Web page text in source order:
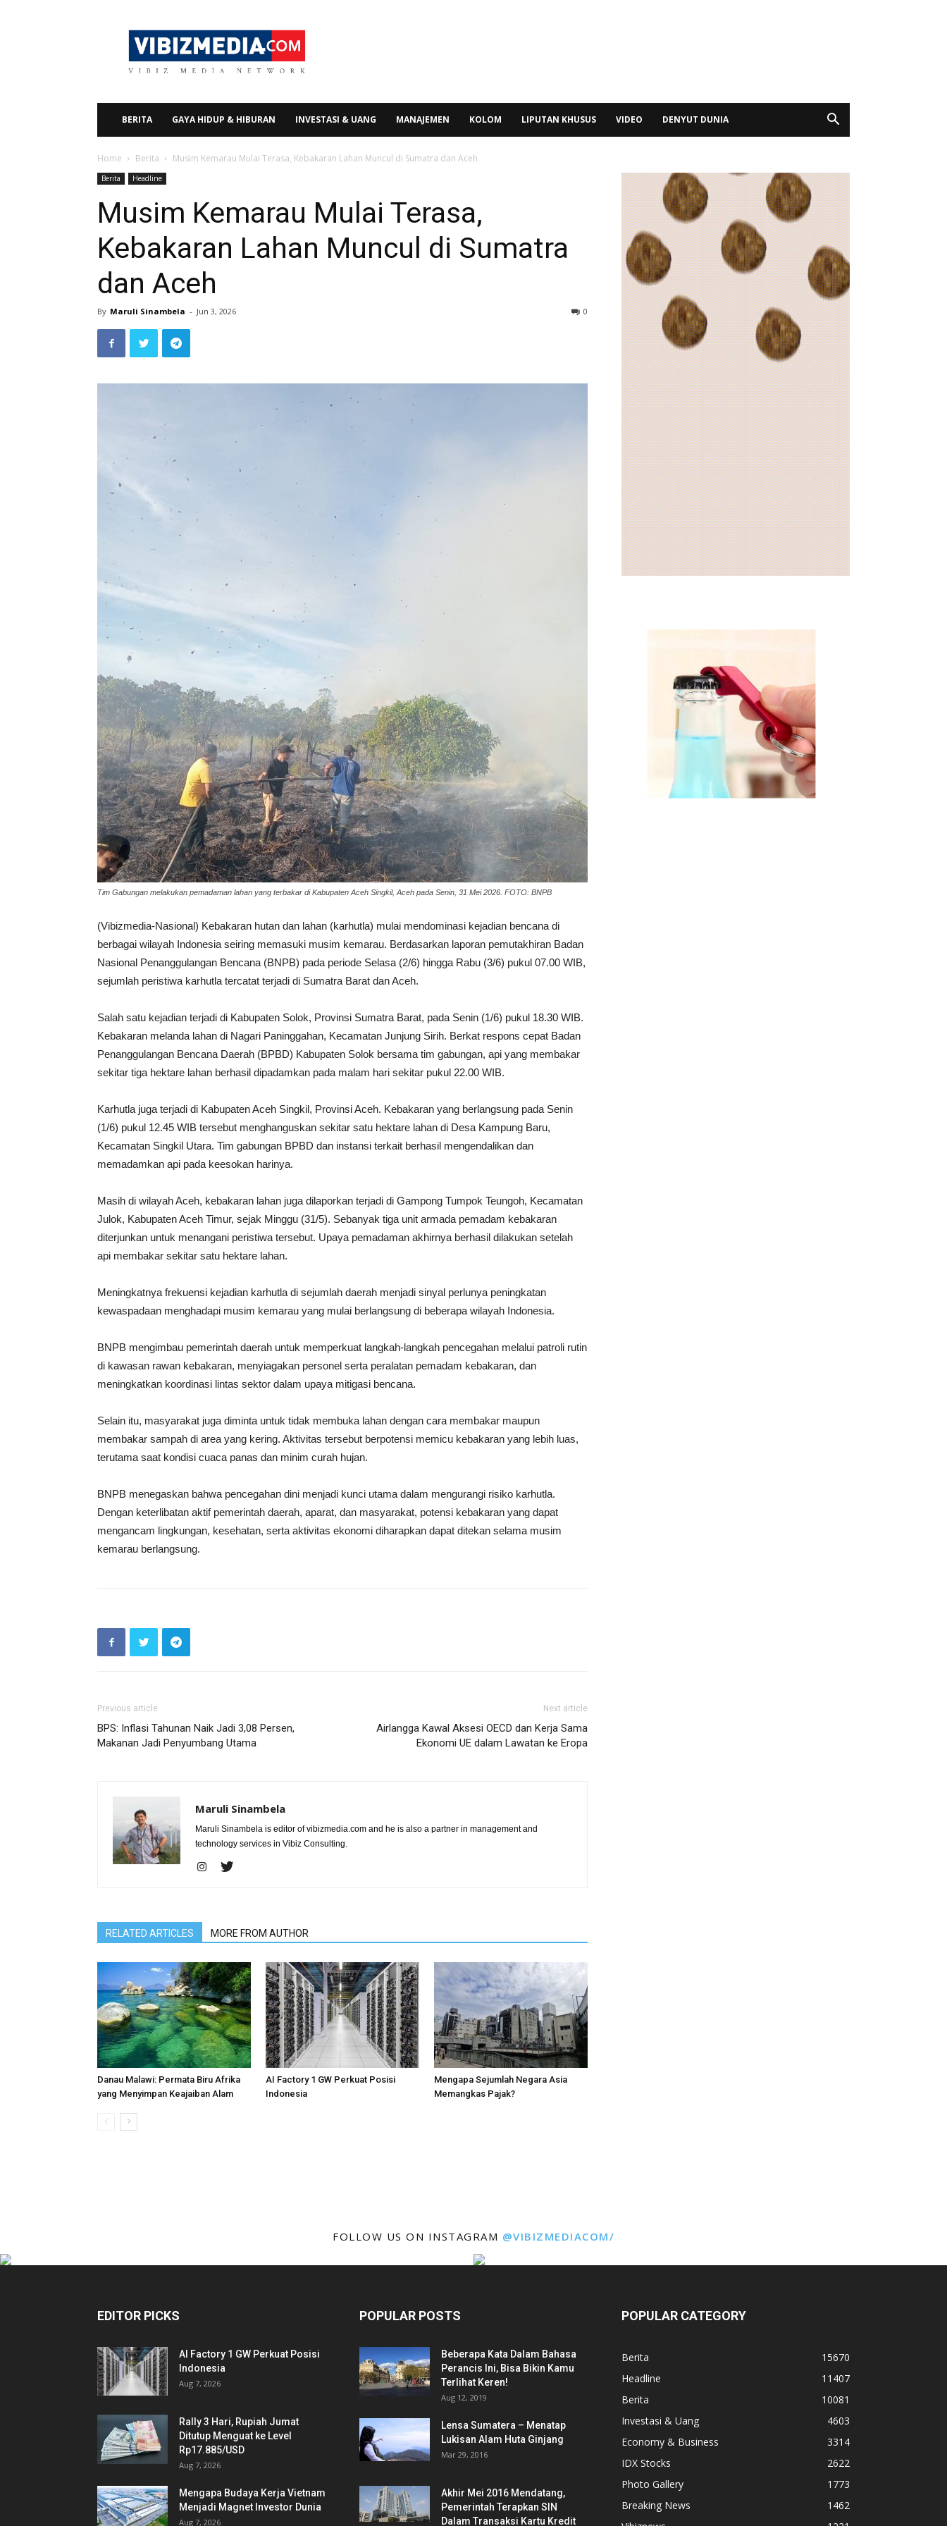
Vibizmedia.com
BERITA GAYA HIDUP & HIBURAN INVESTASI & UANG MANAJEMEN KOLOM LIPUTAN KHUSUS VIDEO DENYUT DUNIA
Home Berita Musim Kemarau Mulai Terasa, Kebakaran Lahan Muncul di Sumatra dan Aceh
Berita Headline
Musim Kemarau Mulai Terasa,
Kebakaran Lahan Muncul di Sumatra
dan Aceh
By Maruli Sinambela - Jun 3, 2026 0
Tim Gabungan melakukan pemadaman lahan yang terbakar di Kabupaten Aceh Singkil, Aceh pada Senin, 31 Mei 2026. FOTO: BNPB
(Vibizmedia-Nasional) Kebakaran hutan dan lahan (karhutla) mulai mendominasi kejadian bencana di
berbagai wilayah Indonesia seiring memasuki musim kemarau. Berdasarkan laporan pemutakhiran Badan
Nasional Penanggulangan Bencana (BNPB) pada periode Selasa (2/6) hingga Rabu (3/6) pukul 07.00 WIB,
sejumlah peristiwa karhutla tercatat terjadi di Sumatra Barat dan Aceh.
Salah satu kejadian terjadi di Kabupaten Solok, Provinsi Sumatra Barat, pada Senin (1/6) pukul 18.30 WIB.
Kebakaran melanda lahan di Nagari Paninggahan, Kecamatan Junjung Sirih. Berkat respons cepat Badan
Penanggulangan Bencana Daerah (BPBD) Kabupaten Solok bersama tim gabungan, api yang membakar
sekitar tiga hektare lahan berhasil dipadamkan pada malam hari sekitar pukul 22.00 WIB.
Karhutla juga terjadi di Kabupaten Aceh Singkil, Provinsi Aceh. Kebakaran yang berlangsung pada Senin
(1/6) pukul 12.45 WIB tersebut menghanguskan sekitar satu hektare lahan di Desa Kampung Baru,
Kecamatan Singkil Utara. Tim gabungan BPBD dan instansi terkait berhasil mengendalikan dan
memadamkan api pada keesokan harinya.
Masih di wilayah Aceh, kebakaran lahan juga dilaporkan terjadi di Gampong Tumpok Teungoh, Kecamatan
Julok, Kabupaten Aceh Timur, sejak Minggu (31/5). Sebanyak tiga unit armada pemadam kebakaran
diterjunkan untuk menangani peristiwa tersebut. Upaya pemadaman akhirnya berhasil dilakukan setelah
api membakar sekitar satu hektare lahan.
Meningkatnya frekuensi kejadian karhutla di sejumlah daerah menjadi sinyal perlunya peningkatan
kewaspadaan menghadapi musim kemarau yang mulai berlangsung di beberapa wilayah Indonesia.
BNPB mengimbau pemerintah daerah untuk memperkuat langkah-langkah pencegahan melalui patroli rutin
di kawasan rawan kebakaran, menyiagakan personel serta peralatan pemadam kebakaran, dan
meningkatkan koordinasi lintas sektor dalam upaya mitigasi bencana.
Selain itu, masyarakat juga diminta untuk tidak membuka lahan dengan cara membakar maupun
membakar sampah di area yang kering. Aktivitas tersebut berpotensi memicu kebakaran yang lebih luas,
terutama saat kondisi cuaca panas dan minim curah hujan.
BNPB menegaskan bahwa pencegahan dini menjadi kunci utama dalam mengurangi risiko karhutla.
Dengan keterlibatan aktif pemerintah daerah, aparat, dan masyarakat, potensi kebakaran yang dapat
mengancam lingkungan, kesehatan, serta aktivitas ekonomi diharapkan dapat ditekan selama musim
kemarau berlangsung.
Previous article
BPS: Inflasi Tahunan Naik Jadi 3,08 Persen,
Makanan Jadi Penyumbang Utama
Next article
Airlangga Kawal Aksesi OECD dan Kerja Sama
Ekonomi UE dalam Lawatan ke Eropa
Maruli Sinambela
Maruli Sinambela is editor of vibizmedia.com and he is also a partner in management and
technology services in Vibiz Consulting.
RELATED ARTICLES MORE FROM AUTHOR
Danau Malawi: Permata Biru Afrika
yang Menyimpan Keajaiban Alam
AI Factory 1 GW Perkuat Posisi
Indonesia
Mengapa Sejumlah Negara Asia
Memangkas Pajak?
FOLLOW US ON INSTAGRAM @VIBIZMEDIACOM/
EDITOR PICKS
AI Factory 1 GW Perkuat Posisi
Indonesia
Aug 7, 2026
Rally 3 Hari, Rupiah Jumat
Ditutup Menguat ke Level
Rp17.885/USD
Aug 7, 2026
Mengapa Budaya Kerja Vietnam
Menjadi Magnet Investor Dunia
Aug 7, 2026
POPULAR POSTS
Beberapa Kata Dalam Bahasa
Perancis Ini, Bisa Bikin Kamu
Terlihat Keren!
Aug 12, 2019
Lensa Sumatera – Menatap
Lukisan Alam Huta Ginjang
Mar 29, 2016
Akhir Mei 2016 Mendatang,
Pemerintah Terapkan SIN
Dalam Transaksi Kartu Kredit
POPULAR CATEGORY
Berita
15670
Headline
11407
Berita
10081
Investasi & Uang
4603
Economy & Business
3314
IDX Stocks
2622
Photo Gallery
1773
Breaking News
1462